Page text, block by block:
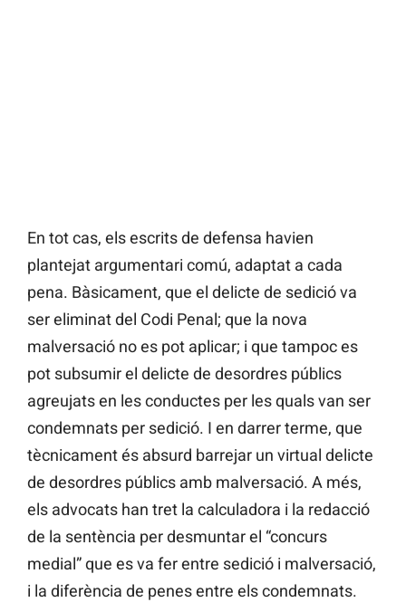
En tot cas, els escrits de defensa havien
plantejat argumentari comú, adaptat a cada
pena. Bàsicament, que el delicte de sedició va
ser eliminat del Codi Penal; que la nova
malversació no es pot aplicar; i que tampoc es
pot subsumir el delicte de desordres públics
agreujats en les conductes per les quals van ser
condemnats per sedició. I en darrer terme, que
tècnicament és absurd barrejar un virtual delicte
de desordres públics amb malversació. A més,
els advocats han tret la calculadora i la redacció
de la sentència per desmuntar el “concurs
medial” que es va fer entre sedició i malversació,
i la diferència de penes entre els condemnats.